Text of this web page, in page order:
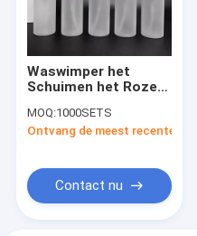
Waswimper het
Schuimen het Roze
Schuimplasticpomp
berijpte 43/410
MOQ:1000SETS
Ontvang de meest recente Prijs
Contact nu